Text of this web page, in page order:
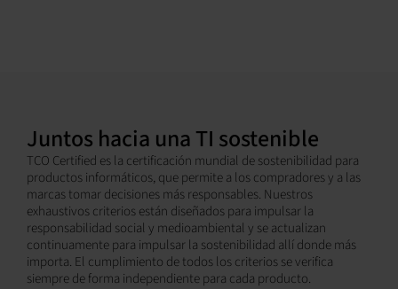
Juntos hacia una TI sostenible
TCO Certified es la certificación mundial de sostenibilidad para
productos informáticos, que permite a los compradores y a las
marcas tomar decisiones más responsables. Nuestros
exhaustivos criterios están diseñados para impulsar la
responsabilidad social y medioambiental y se actualizan
continuamente para impulsar la sostenibilidad allí donde más
importa. El cumplimiento de todos los criterios se verifica
siempre de forma independiente para cada producto.